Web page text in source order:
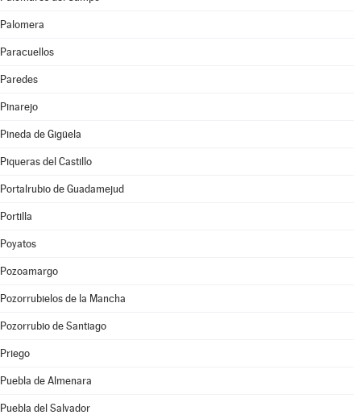
Palomera
Paracuellos
Paredes
Pinarejo
Pineda de Gigüela
Piqueras del Castillo
Portalrubio de Guadamejud
Portilla
Poyatos
Pozoamargo
Pozorrubielos de la Mancha
Pozorrubio de Santiago
Priego
Puebla de Almenara
Puebla del Salvador